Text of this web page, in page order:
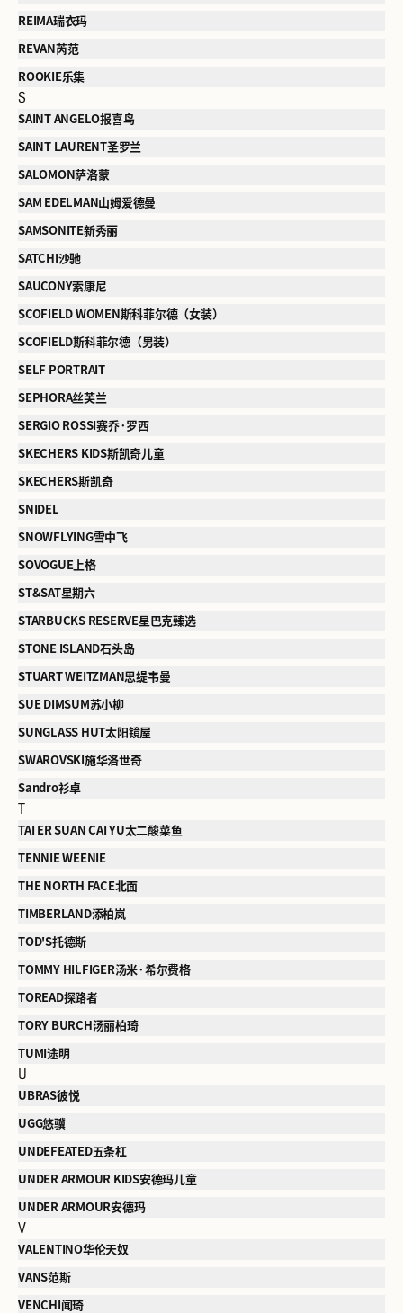
REIMA瑞衣玛
REVAN芮范
ROOKIE乐集
S
SAINT ANGELO报喜鸟
SAINT LAURENT圣罗兰
SALOMON萨洛蒙
SAM EDELMAN山姆爱德曼
SAMSONITE新秀丽
SATCHI沙驰
SAUCONY索康尼
SCOFIELD WOMEN斯科菲尔德（女装）
SCOFIELD斯科菲尔德（男装）
SELF PORTRAIT
SEPHORA丝芙兰
SERGIO ROSSI赛乔·罗西
SKECHERS KIDS斯凯奇儿童
SKECHERS斯凯奇
SNIDEL
SNOWFLYING雪中飞
SOVOGUE上格
ST&SAT星期六
STARBUCKS RESERVE星巴克臻选
STONE ISLAND石头岛
STUART WEITZMAN思缇韦曼
SUE DIMSUM苏小柳
SUNGLASS HUT太阳镜屋
SWAROVSKI施华洛世奇
Sandro衫卓
T
TAI ER SUAN CAI YU太二酸菜鱼
TENNIE WEENIE
THE NORTH FACE北面
TIMBERLAND添柏岚
TOD'S托德斯
TOMMY HILFIGER汤米·希尔费格
TOREAD探路者
TORY BURCH汤丽柏琦
TUMI途明
U
UBRAS彼悦
UGG悠骥
UNDEFEATED五条杠
UNDER ARMOUR KIDS安德玛儿童
UNDER ARMOUR安德玛
V
VALENTINO华伦天奴
VANS范斯
VENCHI闻琦